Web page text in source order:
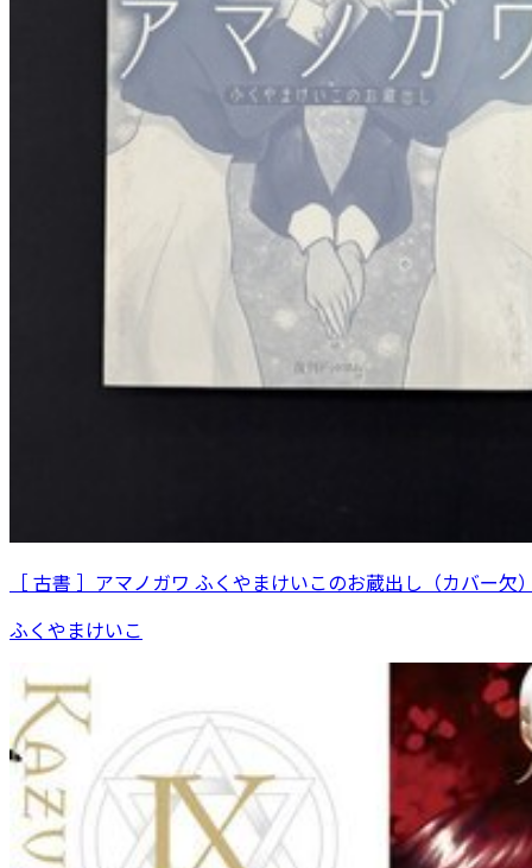
［ 古書 ］アマノガワ ふくやまけいこのお蔵出し（カバー欠
ふくやまけいこ